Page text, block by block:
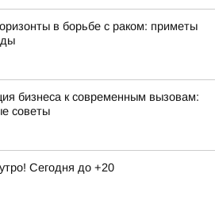
в борьбе с раком: приметы
бизнеса к современным вызовам:
советы
Сегодня до +20